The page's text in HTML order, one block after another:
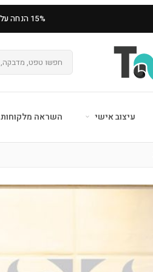
15% הנחה על הזמנה ראשונה
עיצוב אישי השראה מלקוחות